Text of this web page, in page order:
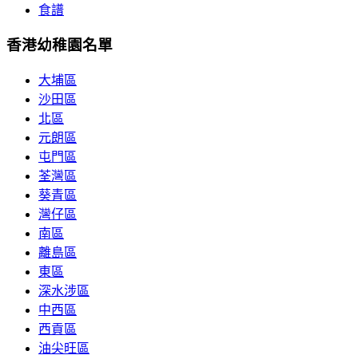
食譜
香港幼稚園名單
大埔區
沙田區
北區
元朗區
屯門區
荃灣區
葵青區
灣仔區
南區
離島區
東區
深水涉區
中西區
西貢區
油尖旺區